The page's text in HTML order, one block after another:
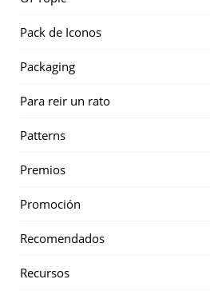
Pack de Iconos
Packaging
Para reir un rato
Patterns
Premios
Promoción
Recomendados
Recursos